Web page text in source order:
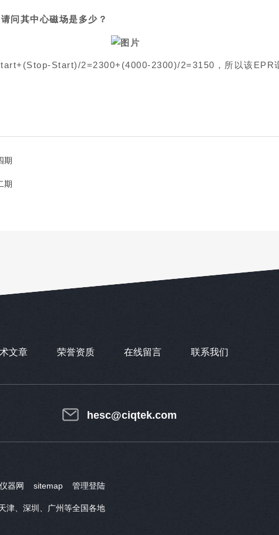
问其中心磁场是多少？
Start)/2=2300+(4000-2300)/2=3150，所以该EPR
期
期
文章 荣誉资质 在线留言 联系我们
hesc@ciqtek.com
器网 sitemap 管理登陆
津、深圳、广州等全国各地